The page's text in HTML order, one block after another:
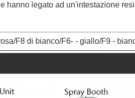
hanno legato ad un'intestazione
F8 di bianco/F6- - giallo/F9 -